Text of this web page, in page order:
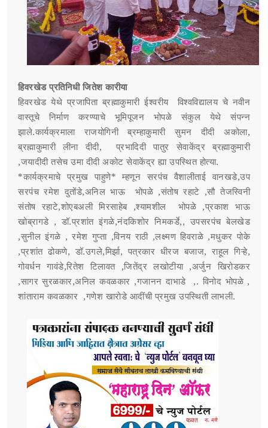
हिवरखेड प्रतिनिधी जितेश कारीया
हिवरखेड येथे प्रजापिता ब्रह्माकुमारी ईश्वरीय विश्वविद्यालय चे नवीन
वास्तूचे निर्माण करण्याचे भूमिपूजन भोपळे संकुल येथे संपन्न
झाले.कार्यक्रमाला राजयोगिनी ब्रम्हाकुमारी सुमन दीदी अकोला,
ब्रह्माकुमारी लीना दीदी, प्रभादिदी पातुर सेवाकेंद्र ब्रह्माकुमारी
,जयादीदी तसेच उमा दीदी अकोट सेवाकेंद्र ह्या उपस्थित होत्या.
*कार्यक्रमाचे प्रमुख पाहुणे* म्हणून सरपंच वैशालीताई वानखडे,उप
सरपंच रमेश दुतोंडे,अनिल भाऊ भोपळे ,संतोष रहाटे ,सौ तेजस्विनी
संतोष रहाटे,शोएबअली मिरसाहेब ,श्यामशील भोपळे ,प्रकाश भाऊ
खोब्रागडे , डॉ.प्रशांत इंगळे,नंदकिशोर निमकर्डे,, उपसरपंच बेलखेड
,सुनील इंगळे , रमेश गुप्ता ,विनय राठी ,लक्ष्मण हिवराळे ,मधुकर पोके
,प्रशांत ढोकणे, डॉ.उगले,मिर्झा, पत्रकार धीरज बजाज, राहूल गिऱ्हे,
गोवर्धन गावंडे,रितेश टिलावत ,जितेंद्र लखोटीया ,अर्जुन खिरोडकर
,सागर सुरळकार,अनिल कवळकार ,गजानन दाभाडे ,. विनोद भोपळे ,
शांताराम कवळकार ,गणेश खारोडे आदींची प्रमुख उपस्थिती लाभली.